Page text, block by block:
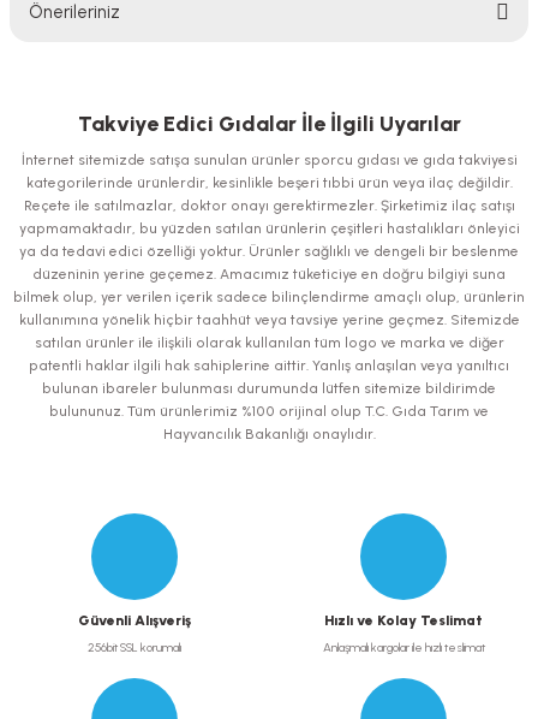
Önerileriniz
iletebilirsiniz.
Görüş ve önerileriniz için teşekkür ederiz.
Ürün resmi kalitesiz, bozuk veya görüntülenemiyor.
Ürün açıklamasında eksik bilgiler bulunuyor.
Ürün bilgilerinde hatalar bulunuyor.
Ürün fiyatı diğer sitelerden daha pahalı.
Bu ürüne benzer farklı alternatifler olmalı.
Takviye Edici Gıdalar İle İlgili Uyarılar
İnternet sitemizde satışa sunulan ürünler sporcu gıdası ve gıda takviyesi
kategorilerinde ürünlerdir, kesinlikle beşeri tıbbi ürün veya ilaç değildir.
Reçete ile satılmazlar, doktor onayı gerektirmezler. Şirketimiz ilaç satışı
yapmamaktadır, bu yüzden satılan ürünlerin çeşitleri hastalıkları önleyici
ya da tedavi edici özelliği yoktur. Ürünler sağlıklı ve dengeli bir beslenme
düzeninin yerine geçemez. Amacımız tüketiciye en doğru bilgiyi suna
bilmek olup, yer verilen içerik sadece bilinçlendirme amaçlı olup, ürünlerin
kullanımına yönelik hiçbir taahhüt veya tavsiye yerine geçmez. Sitemizde
satılan ürünler ile ilişkili olarak kullanılan tüm logo ve marka ve diğer
patentli haklar ilgili hak sahiplerine aittir. Yanlış anlaşılan veya yanıltıcı
bulunan ibareler bulunması durumunda lütfen sitemize bildirimde
bulununuz. Tüm ürünlerimiz %100 orijinal olup T.C. Gıda Tarım ve
Hayvancılık Bakanlığı onaylıdır.
Güvenli Alışveriş
256bit SSL korumalı
Hızlı ve Kolay Teslimat
Anlaşmalı kargolar ile hızlı teslimat